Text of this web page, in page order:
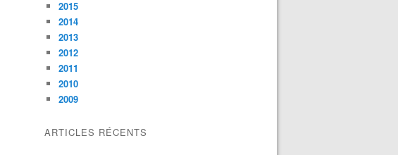
2015
2014
2013
2012
2011
2010
2009
ARTICLES RÉCENTS